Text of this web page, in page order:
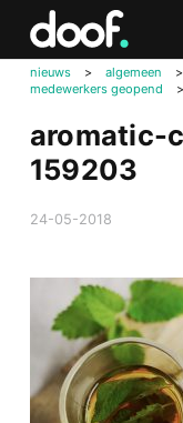
nieuws > algemeen >
medewerkers geopend
>
aromatic-
159203
24-05-2018
Doof.nl